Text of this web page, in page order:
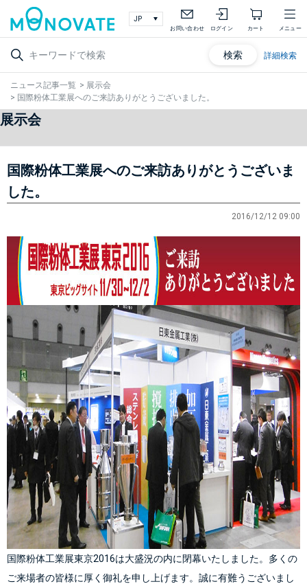
お問い合わせ ログイン カート メニュー
検索 詳細検索
ニュース記事一覧 > 展示会
> 国際粉体工業展へのご来訪ありがとうございました。
展示会
国際粉体工業展へのご来訪ありがとうございま
した。
2016/12/12 09:00
国際粉体工業展東京2016は大盛況の内に閉幕いたしました。多くの
ご来場者の皆様に厚く御礼を申し上げます。誠に有難うございまし